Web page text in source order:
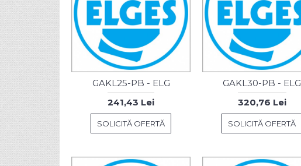
GAKL25-PB - ELG
241,43 Lei
SOLICITĂ OFERTĂ
GAKL30-PB - ELG
320,76 Lei
SOLICITĂ OFERTĂ